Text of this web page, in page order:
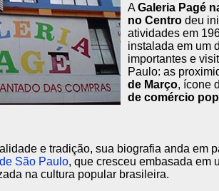
AGaleria Pagé
no Centro deu
atividades em
instalada em um
importantes e
Paulo: as
de Março, ícone
de comércio
e tradição, sua biografia anda em
São Paulo, que cresceu embasada em
na cultura popular brasileira.